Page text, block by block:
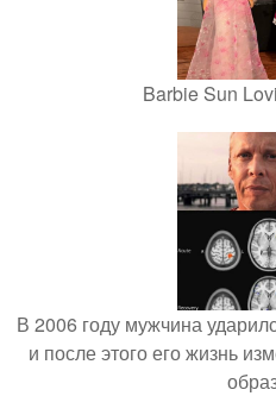
Barbie Sun
В 2006 году мужчина
и после этого его жизнь